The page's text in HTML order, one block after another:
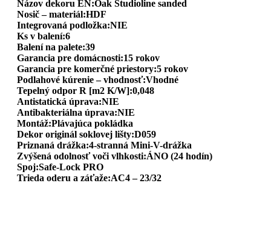
Názov dekoru EN:Oak Studioline sanded
Nosič – materiál:HDF
Integrovaná podložka:NIE
Ks v balení:6
Balení na palete:39
Garancia pre domácnosti:15 rokov
Garancia pre komerčné priestory:5 rokov
Podlahové kúrenie – vhodnosť:Vhodné
Tepelný odpor R [m2 K/W]:0,048
Antistatická úprava:NIE
Antibakteriálna úprava:NIE
Montáž:Plávajúca pokládka
Dekor originál soklovej lišty:D059
Priznaná drážka:4-stranná Mini-V-drážka
Zvýšená odolnosť voči vlhkosti:ÁNO (24 hodín)
Spoj:Safe-Lock PRO
Trieda oderu a záťaže:AC4 – 23/32